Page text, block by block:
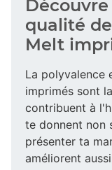
qualité
Melt
La polyvalence
imprimés sont
contribuent à
te donnent non
présenter ta
améliorent